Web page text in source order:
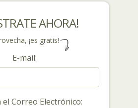
AHORA!
¡es gratis!
E-mail:
el Correo Electrónico: